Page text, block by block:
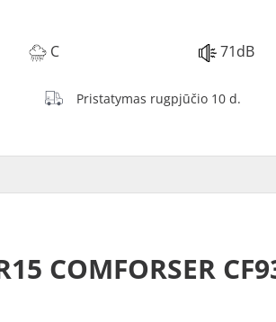
C 71dB
Pristatymas rugpjūčio 10 d.
COMFORSER